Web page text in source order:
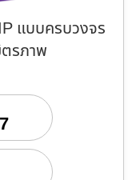
แบบครบวงจร
รภาพ